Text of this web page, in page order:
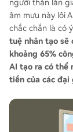
người thằn lằn
âm mưu này lôi
chắc chắn là có
tuệ nhân tạo sẽ
khoảng 65%
AI tạo ra có thể
tiền của các đại